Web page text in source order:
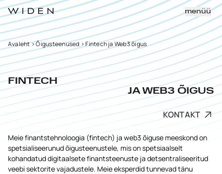
menüü
Avaleht>Õigusteenused >Fintech ja Web3 õigus
FINTECH
JA WEB3 ÕIGUS
KONTAKT
Meie finantstehnoloogia (fintech) ja web3 õiguse meeskond on
spetsialiseerunud õigusteenustele, mis on spetsiaalselt
kohandatud digitaalsete finantsteenuste ja detsentraliseeritud
veebi sektorite vajadustele. Meie eksperdid tunnevad tänu